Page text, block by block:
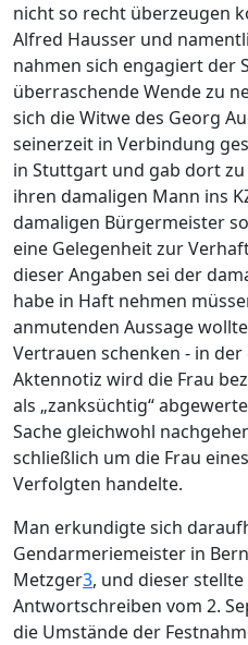
nicht so recht überzeugen
Alfred Hausser und
nahmen sich engagiert der
überraschende Wende zu
sich die Witwe des Georg
seinerzeit in Verbindung
in Stuttgart und gab dort
ihren damaligen Mann ins
damaligen Bürgermeister
eine Gelegenheit zur
dieser Angaben sei der
habe in Haft nehmen
anmutenden Aussage
Vertrauen schenken - in
Aktennotiz wird die Frau
als „zanksüchtig“
Sache gleichwohl
schließlich um die Frau
Verfolgten handelte.
Man erkundigte sich
Gendarmeriemeister in
Metzger3, und dieser
Antwortschreiben vom 2.
die Umstände der